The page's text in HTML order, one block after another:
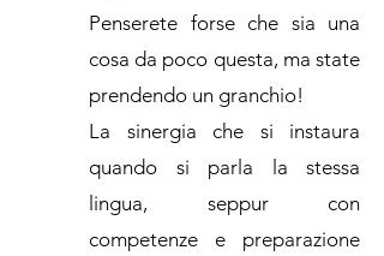
Penserete forse che sia una
cosa da poco questa, ma state
prendendo un granchio!
La sinergia che si instaura
quando si parla la stessa
lingua, seppur con
competenze e preparazione